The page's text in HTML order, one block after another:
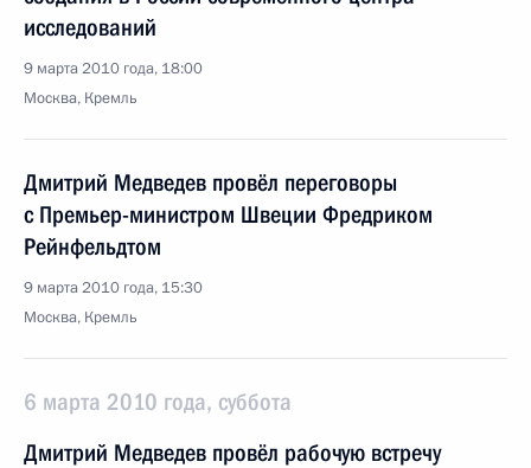
исследований
9 марта 2010 года, 18:00
Москва, Кремль
Дмитрий Медведев провёл переговоры
с Премьер-министром Швеции Фредриком
Рейнфельдтом
9 марта 2010 года, 15:30
Москва, Кремль
6 марта 2010 года, суббота
Дмитрий Медведев провёл рабочую встречу